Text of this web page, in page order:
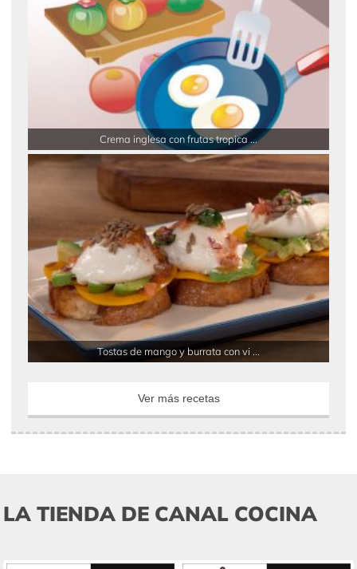
Crema inglesa con frutas tropica ...
Tostas de mango y burrata con vi ...
Ver más recetas
LA TIENDA DE CANAL COCINA